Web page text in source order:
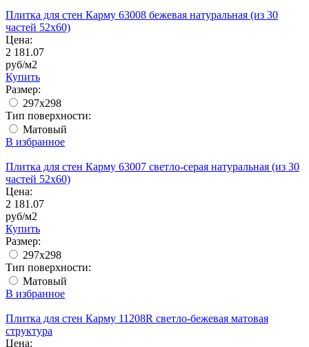
Плитка для стен Карму 63008 бежевая натуральная (из 30
частей 52х60)
Цена:
2 181.07
руб/м2
Купить
Размер:
297x298
Тип поверхности:
Матовый
В избранное
Плитка для стен Карму 63007 светло-серая натуральная (из 30
частей 52х60)
Цена:
2 181.07
руб/м2
Купить
Размер:
297x298
Тип поверхности:
Матовый
В избранное
Плитка для стен Карму 11208R светло-бежевая матовая
структура
Цена: